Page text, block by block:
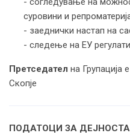
суровини и
- заеднички настап на
- следење на ЕУ
Претседател на Групација е
Скопје
ПОДАТОЦИ ЗА ДЕЈНОСТА